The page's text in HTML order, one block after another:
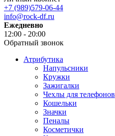
+7 (989)579-06-44
info@rock-df.ru
Ежедневно
12:00 - 20:00
Обратный звонок
Атрибутика
Напульсники
Кружки
Зажигалки
Чехлы для телефонов
Кошельки
Значки
Пеналы
Косметички